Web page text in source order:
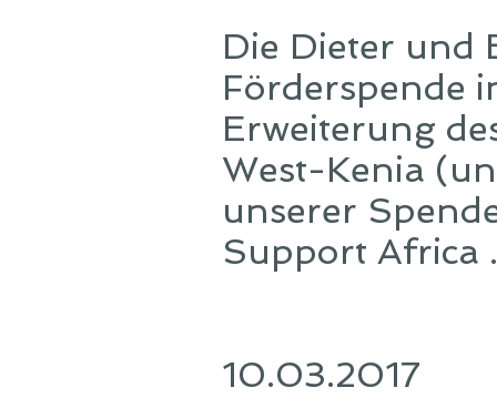
Die Dieter und
Förderspende
Erweiterung
West-Kenia
unserer
Support Africa
10.03.2017